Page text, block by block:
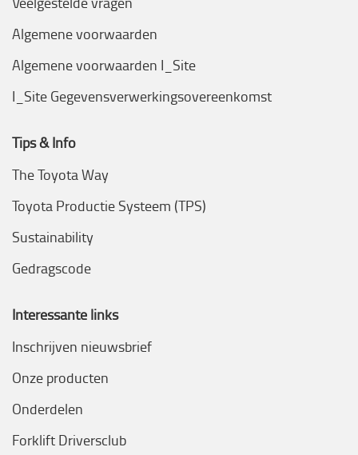
Algemene voorwaarden
Algemene voorwaarden I_Site
I_Site Gegevensverwerkingsovereenkomst
Tips & Info
The Toyota Way
Toyota Productie Systeem (TPS)
Sustainability
Gedragscode
Interessante links
Inschrijven nieuwsbrief
Onze producten
Onderdelen
Forklift Driversclub